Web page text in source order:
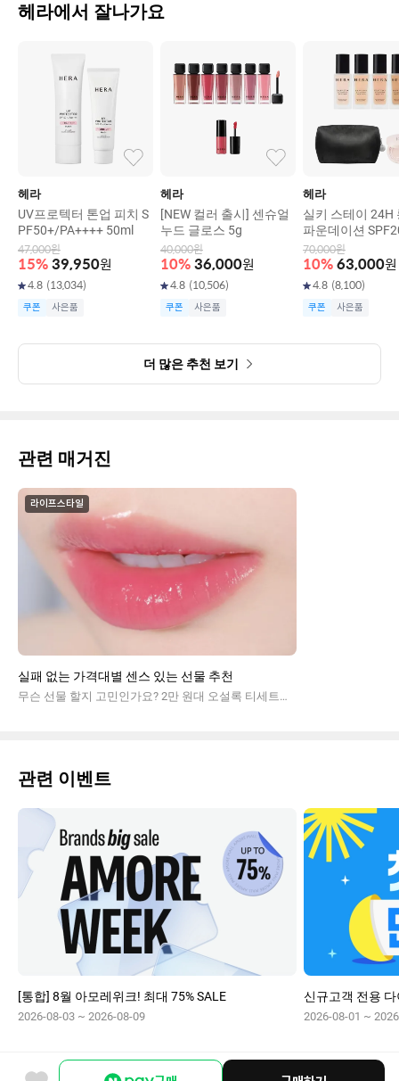
헤라에서 잘나가요
헤라
UV프로텍터 톤업 피치 S
PF50+/PA++++ 50ml
47,000원
15% 39,950원
4.8 (13,034)
쿠폰 사은품
헤라
[NEW 컬러 출시] 센슈얼
누드 글로스 5g
40,000원
10% 36,000원
4.8 (10,506)
쿠폰 사은품
헤라
실키 스테이 24H
파운데이션
+ 30g
70,000원
10% 63,000원
4.8 (8,100)
쿠폰 사은품
더 많은 추천 보기
관련 매거진
라이프스타일
실패 없는 가격대별 센스 있는 선물 추천
무슨 선물 할지 고민인가요? 2만 원대 오설록 티세트부터 6만 원대 헤라 블랙 쿠션까지, 주는 사람의 안목과 받는 사람의 감동을 모두 잡은 예산별 '실패 없는 뷰티 & 라이프' 기프트 가이드를 확인하세요. 생일, 집들이, 기념일 맞춤형 큐레이션!
관련 이벤트
[통합] 8월 아모레위크! 최대 75% SALE
2026-08-03 ~ 2026-08-09 2026-08-01 ~